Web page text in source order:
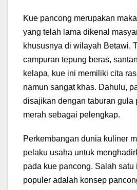
Kue pancong merupakan
yang telah lama dikenal
khususnya di wilayah Betawi.
campuran tepung beras,
kelapa, kue ini memiliki cita
namun sangat khas. Dahulu,
disajikan dengan taburan gula
merah sebagai pelengkap.
Perkembangan dunia kuliner
pelaku usaha untuk
pada kue pancong. Salah
populer adalah konsep